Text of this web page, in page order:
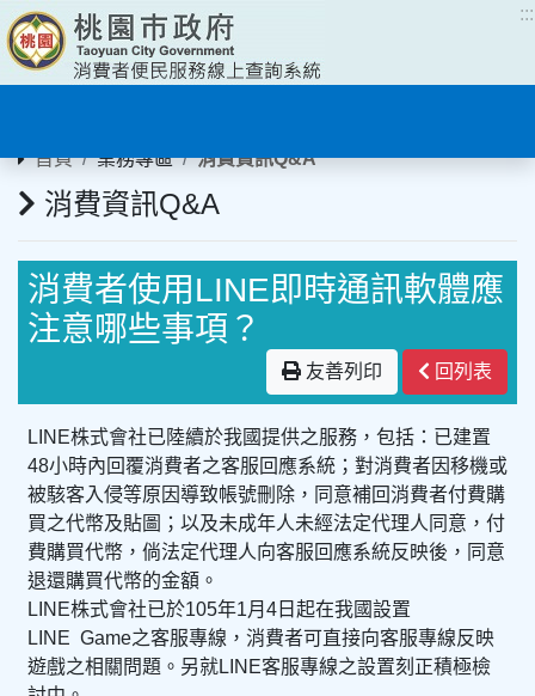
:::
首頁 業務專區 消費資訊Q&A
消費資訊Q&A
消費者使用LINE即時通訊軟體應
注意哪些事項？
友善列印 回列表
LINE株式會社已陸續於我國提供之服務，包括：已建置
48小時內回覆消費者之客服回應系統；對消費者因移機或
被駭客入侵等原因導致帳號刪除，同意補回消費者付費購
買之代幣及貼圖；以及未成年人未經法定代理人同意，付
費購買代幣，倘法定代理人向客服回應系統反映後，同意
退還購買代幣的金額。
LINE株式會社已於105年1月4日起在我國設置
LINE Game之客服專線，消費者可直接向客服專線反映
遊戲之相關問題。另就LINE客服專線之設置刻正積極檢